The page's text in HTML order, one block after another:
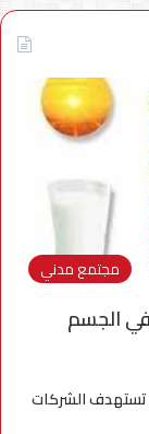
مجتمع مدني